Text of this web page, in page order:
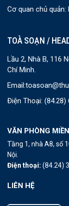
Cơ quan chủ quản:
TOÀ SOẠN /
Lầu 2, Nhà B, 116
Chí Minh.
Email:
Điện Thoại: (84.28)
VĂN PHÒNG
Tầng 1, nhà A8, số
Nội.
Điện thoại: (84.24)
LIÊN HỆ